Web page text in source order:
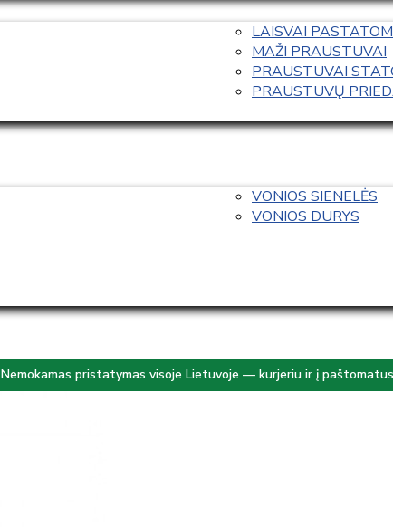
LAISVAI
MAŽI PRAUSTUVAI
PRAUSTUVAI
PRAUSTUVŲ
VONIOS SIENELĖS
VONIOS DURYS
Nemokamas pristatymas visoje Lietuvoje — kurjeriu ir į paštomatus